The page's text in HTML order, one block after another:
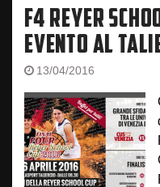
F4 REYER
EVENTO AL
13/04/2016